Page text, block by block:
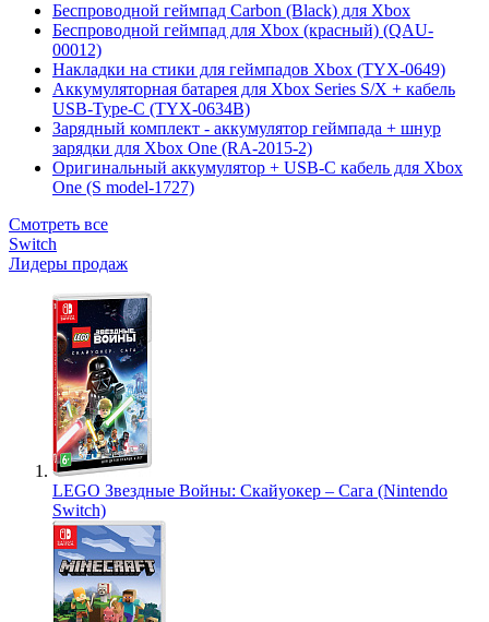
Беспроводной геймпад Carbon (Black) для Xbox
Беспроводной геймпад для Xbox (красный) (QAU-
00012)
Накладки на стики для геймпадов Xbox (TYX-0649)
Аккумуляторная батарея для Xbox Series S/X + кабель
USB-Type-C (TYX-0634B)
Зарядный комплект - аккумулятор геймпада + шнур
зарядки для Xbox One (RA-2015-2)
Оригинальный аккумулятор + USB-C кабель для Xbox
One (S model-1727)
Смотреть все
Switch
Лидеры продаж
LEGO Звездные Войны: Скайуокер – Сага (Nintendo
Switch)